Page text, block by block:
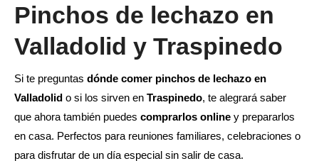
Pinchos de lechazo en
Valladolid y Traspinedo
Si te preguntas dónde comer pinchos de lechazo en
Valladolid o si los sirven en Traspinedo, te alegrará saber
que ahora también puedes comprarlos online y prepararlos
en casa. Perfectos para reuniones familiares, celebraciones o
para disfrutar de un día especial sin salir de casa.